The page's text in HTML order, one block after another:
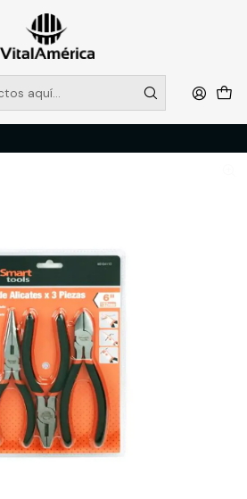
RETIROS EN TIENDA, DESDE
5956 2237
Leer más
HERRAMIENTAS MANUALES
(2 DE 6'', 1 DE 8'') PROFESIONAL